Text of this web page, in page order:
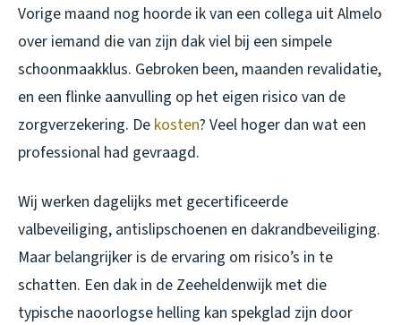
Vorige maand nog hoorde ik van een collega uit Almelo
over iemand die van zijn dak viel bij een simpele
schoonmaakklus. Gebroken been, maanden revalidatie,
en een flinke aanvulling op het eigen risico van de
zorgverzekering. De kosten? Veel hoger dan wat een
professional had gevraagd.
Wij werken dagelijks met gecertificeerde
valbeveiliging, antislipschoenen en dakrandbeveiliging.
Maar belangrijker is de ervaring om risico’s in te
schatten. Een dak in de Zeeheldenwijk met die
typische naoorlogse helling kan spekglad zijn door